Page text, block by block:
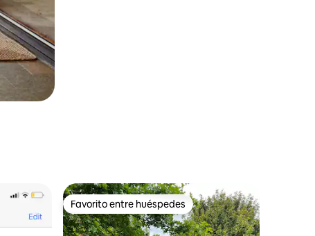
Favorito entre huéspedes
Favorito entre huéspedes